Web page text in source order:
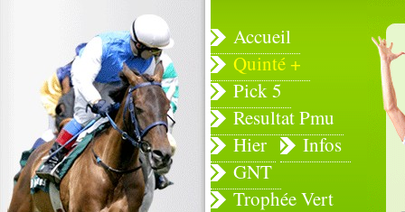
Accueil
Quinté +
Pick 5
Resultat Pmu
Hier
Infos
GNT
Trophée Vert